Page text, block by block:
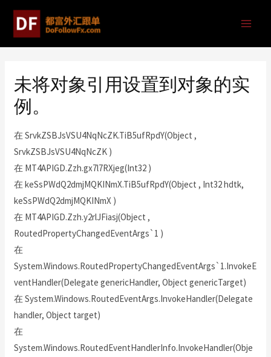
未将对象引用设置到对象的实
例。
在 SrvkZSBJsVSU4NqNcZK.TiB5ufRpdY(Object ,
SrvkZSBJsVSU4NqNcZK )
在 MT4APIGD.Zzh.gx7l7RXjeg(Int32 )
在 keSsPWdQ2dmjMQKINmX.TiB5ufRpdY(Object , Int32 hdtk,
keSsPWdQ2dmjMQKINmX )
在 MT4APIGD.Zzh.y2rlJFiasj(Object ,
RoutedPropertyChangedEventArgs`1 )
在
System.Windows.RoutedPropertyChangedEventArgs`1.InvokeE
ventHandler(Delegate genericHandler, Object genericTarget)
在 System.Windows.RoutedEventArgs.InvokeHandler(Delegate
handler, Object target)
在
System.Windows.RoutedEventHandlerInfo.InvokeHandler(Obje